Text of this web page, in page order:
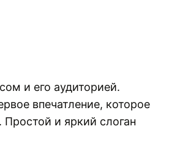
и его аудиторией.
впечатление, которое
и яркий слоган